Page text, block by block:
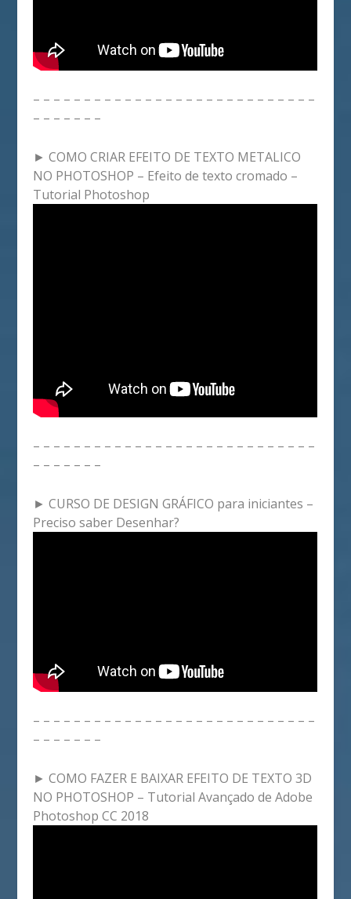
– – – – – – – – – – – – – – – – – – – – – – – – – – – –
– – – – – – –
► COMO CRIAR EFEITO DE TEXTO METALICO
NO PHOTOSHOP – Efeito de texto cromado –
Tutorial Photoshop
– – – – – – – – – – – – – – – – – – – – – – – – – – – –
– – – – – – –
► CURSO DE DESIGN GRÁFICO para iniciantes –
Preciso saber Desenhar?
– – – – – – – – – – – – – – – – – – – – – – – – – – – –
– – – – – – –
► COMO FAZER E BAIXAR EFEITO DE TEXTO 3D
NO PHOTOSHOP – Tutorial Avançado de Adobe
Photoshop CC 2018